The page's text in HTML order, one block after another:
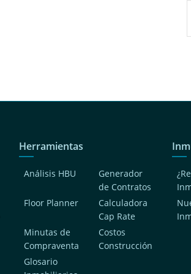
Herramientas
Análisis HBU
Generador
de Contratos
Floor Planner
Calculadora
Cap Rate
Minutas de
Compraventa
Costos
Construcción
Glosario